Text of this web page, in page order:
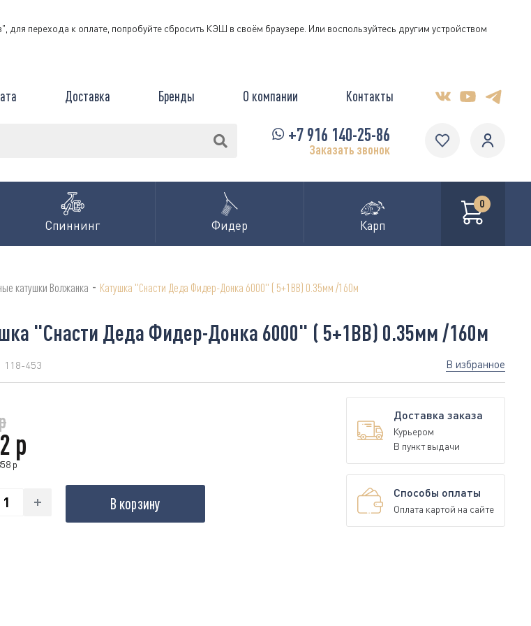
перехода к оплате, попробуйте сбросить КЭШ в своём браузере. Или воспользуйтесь другим устройством
Доставка Бренды О компании Контакты
+7 916 140-25-86
Заказать звонок
Спиннинг Фидер Карп
0
катушки Волжанка - Катушка "Снасти Деда Фидер-Донка 6000" ( 5+1BB) 0.35мм /160м
"Снасти Деда Фидер-Донка 6000" ( 5+1BB) 0.35мм /160м
118-453 В избранное
р
р
В корзину
Доставка заказа
Курьером
В пункт выдачи
Способы оплаты
Оплата картой на сайте